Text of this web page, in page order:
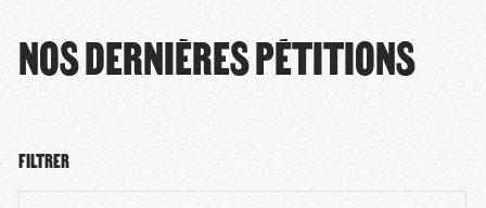
NOS DERNIÈRES PÉTITIONS
FILTRER